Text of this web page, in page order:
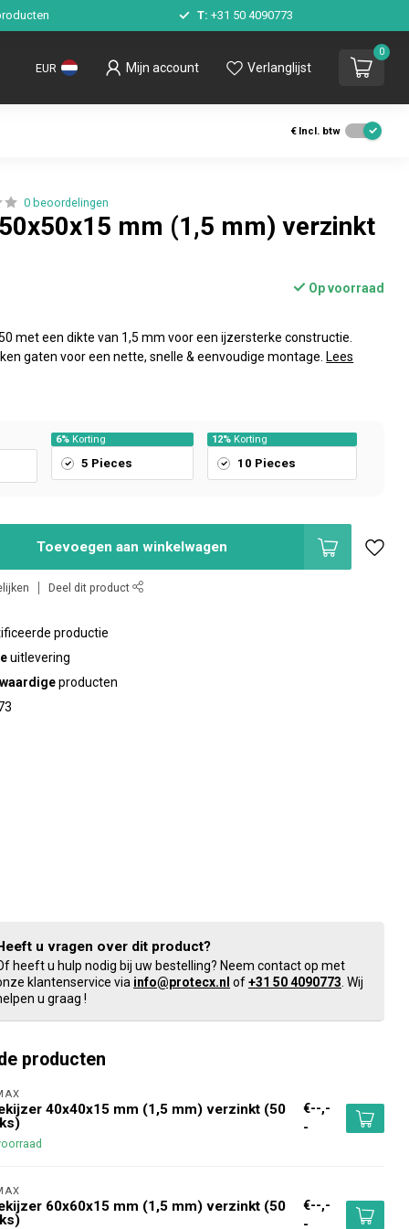
T: +31 50 4090773
EUR Mijn account Verlanglijst
0
€ Incl. btw
0 beoordelingen
mm (1,5 mm) verzinkt
Op voorraad
met een dikte van 1,5 mm voor een ijzersterke constructie.
gaten voor een nette, snelle & eenvoudige montage. Lees
6% Korting
5 Pieces
12% Korting
10 Pieces
Toevoegen aan winkelwagen
Deel dit product
productie
uitlevering
producten
u vragen over dit product?
heeft u hulp nodig bij uw bestelling? Neem contact op met
klantenservice via info@protecx.nl of+31 50 4090773 . Wij
u graag !
producten
40x40x15 mm (1,5 mm) verzinkt (50
€--,-
-
60x60x15 mm (1,5 mm) verzinkt (50
€--,-
-